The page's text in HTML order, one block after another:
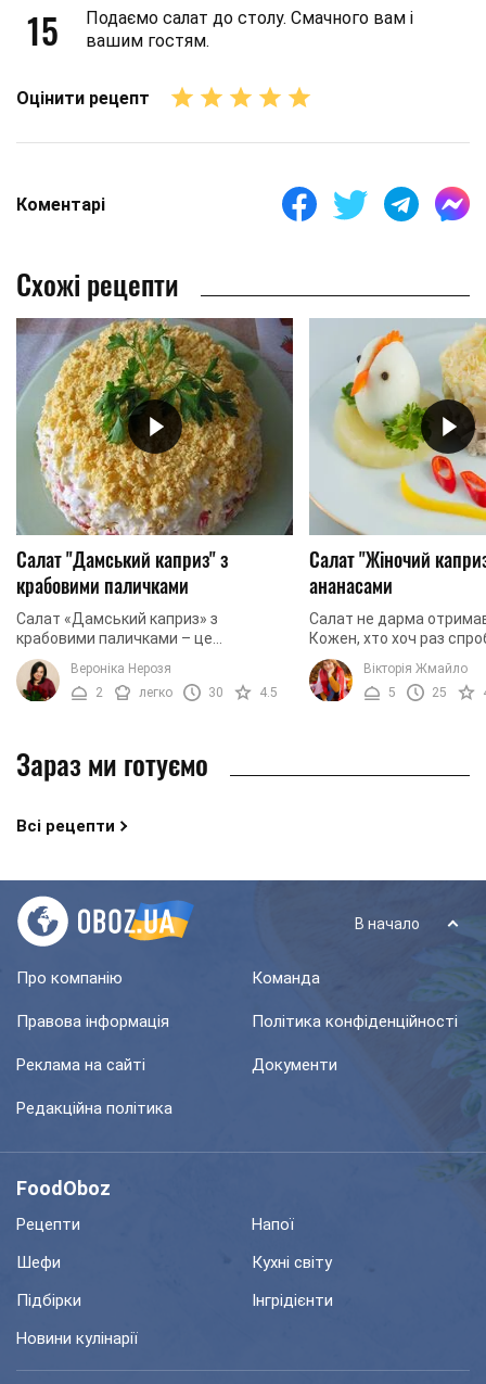
15
Подаємо салат до столу. Смачного вам і
вашим гостям.
Оцінити рецепт
Коментарі
Схожі рецепти
Салат "Дамський каприз" з
крабовими паличками
Салат «Дамський каприз» з
крабовими паличками – це
фантастична страва, яка поєднала в
собі ідеальні характеристики смаку,
аромату і навіть вигляду. ...
Вероніка Нерозя
2
легко 30 4.5
Салат "Жіночий
ананасами
Салат не дарма
Кожен, хто хоч раз
каприз", обов'язково
рецепт у скарбничку
страв. Для ...
Вікторія Жмайло
5
25
Зараз ми готуємо
Всі рецепти
В начало
Про компанію Команда
Правова інформація Політика конфіденційності
Реклама на сайті Документи
Редакційна політика
FoodOboz
Рецепти
Напої
Шефи
Кухні світу
Підбірки
Інгрідієнти
Новини кулінарії